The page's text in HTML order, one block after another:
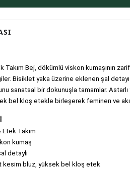
Bej, dökümlü viskon kumaşının zarif
Bisiklet yaka üzerine eklenen şal
sanatsal bir dokunuşla tamamlar. Astarlı
bel kloş etekle birleşerek feminen ve
Etek Takım
kumaş
detaylı
kesim bluz, yüksek bel kloş etek